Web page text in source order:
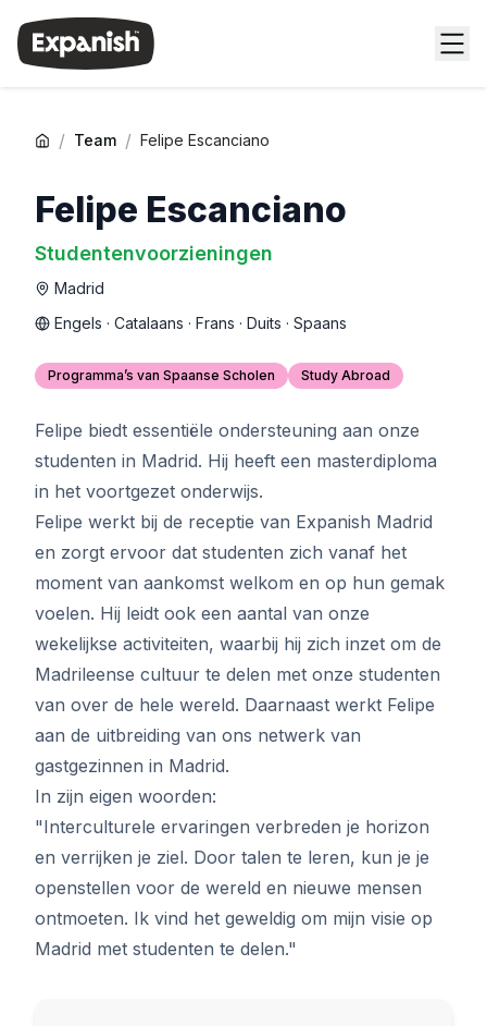
/ Team / Felipe Escanciano
Felipe Escanciano
Studentenvoorzieningen
Madrid
Engels · Catalaans · Frans · Duits · Spaans
Programma’s van Spaanse Scholen Study Abroad
Felipe biedt essentiële ondersteuning aan onze
studenten in Madrid. Hij heeft een masterdiploma
in het voortgezet onderwijs.
Felipe werkt bij de receptie van Expanish Madrid
en zorgt ervoor dat studenten zich vanaf het
moment van aankomst welkom en op hun gemak
voelen. Hij leidt ook een aantal van onze
wekelijkse activiteiten, waarbij hij zich inzet om de
Madrileense cultuur te delen met onze studenten
van over de hele wereld. Daarnaast werkt Felipe
aan de uitbreiding van ons netwerk van
gastgezinnen in Madrid.
In zijn eigen woorden:
"Interculturele ervaringen verbreden je horizon
en verrijken je ziel. Door talen te leren, kun je je
openstellen voor de wereld en nieuwe mensen
ontmoeten. Ik vind het geweldig om mijn visie op
Madrid met studenten te delen."